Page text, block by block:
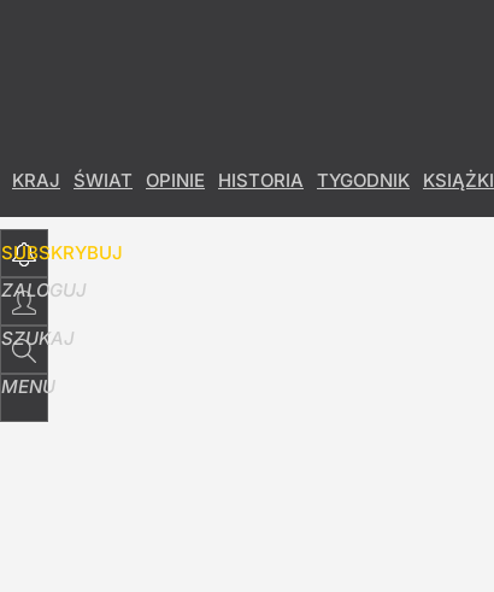
KRAJ ŚWIAT OPINIE HISTORIA TYGODNIK KSIĄŻKI
SUBSKRYBUJ
ZALOGUJ
SZUKAJ
MENU